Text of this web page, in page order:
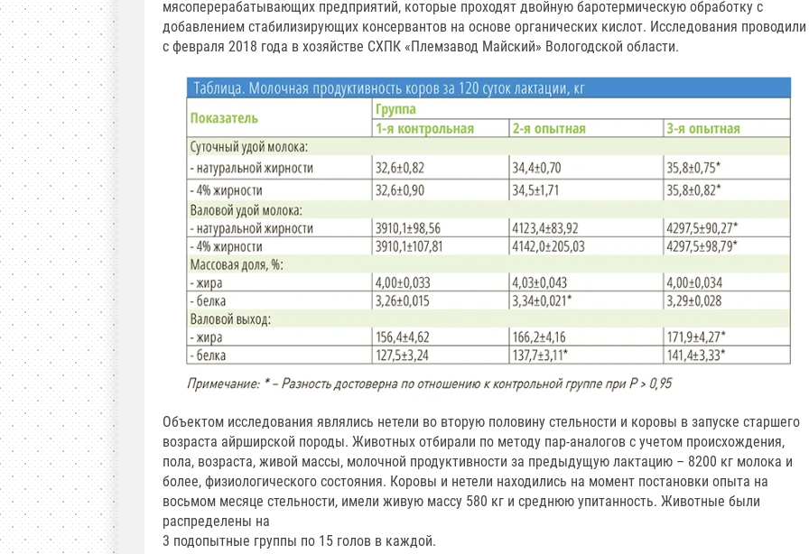
мясоперерабатывающих предприятий, которые проходят двойную баротермическую обработку с
добавлением стабилизирующих консервантов на основе органических кислот. Исследования проводили
с февраля 2018 года в хозяйстве СХПК «Племзавод Майский» Вологодской области.
Объектом исследования являлись нетели во вторую половину стельности и коровы в запуске старшего
возраста айрширской породы. Животных отбирали по методу пар-аналогов с учетом происхождения,
пола, возраста, живой массы, молочной продуктивности за предыдущую лактацию – 8200 кг молока и
более, физиологического состояния. Коровы и нетели находились на момент постановки опыта на
восьмом месяце стельности, имели живую массу 580 кг и среднюю упитанность. Животные были
распределены на
3 подопытные группы по 15 голов в каждой.